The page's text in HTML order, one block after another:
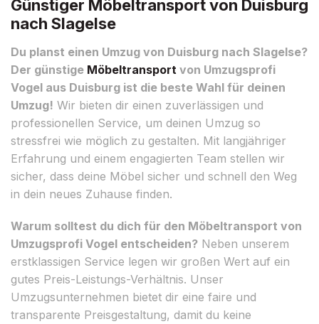
Günstiger Möbeltransport von Duisburg
nach Slagelse
Du planst einen Umzug von Duisburg nach Slagelse?
Der günstige Möbeltransport von Umzugsprofi
Vogel aus Duisburg ist die beste Wahl für deinen
Umzug! Wir bieten dir einen zuverlässigen und
professionellen Service, um deinen Umzug so
stressfrei wie möglich zu gestalten. Mit langjähriger
Erfahrung und einem engagierten Team stellen wir
sicher, dass deine Möbel sicher und schnell den Weg
in dein neues Zuhause finden.
Warum solltest du dich für den Möbeltransport von
Umzugsprofi Vogel entscheiden? Neben unserem
erstklassigen Service legen wir großen Wert auf ein
gutes Preis-Leistungs-Verhältnis. Unser
Umzugsunternehmen bietet dir eine faire und
transparente Preisgestaltung, damit du keine